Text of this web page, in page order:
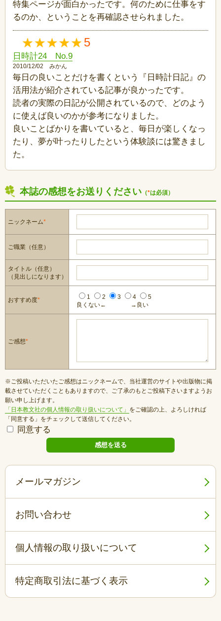
特集ページが面白かったです。何のために仕事をす
るのか、ということを再確認させられました。
5
日時計24 No.9
2010/12/02 みかん
毎日の良いことだけを書くという『日時計日記』の
活用法が紹介されている記事が良かったです。
読者の実際の日記が公開されているので、どのよう
に使えば良いのかが参考になりました。
良いことばかりを書いていると、毎日が楽しくなっ
たり、夢が叶ったりしたという体験談には驚きまし
た。
本誌の感想をお送りください （*は必須）
ニックネーム*
ご職業（任意）
タイトル（任意）
（見出しになります）
おすすめ度* 1 2 3 4
5
良くない←
→良い
ご感想*
※ご投稿いただいたご感想はニックネームで、当社運営のサイトや出版物に掲
載させていただくこともありますので、ご了承のもとご投稿下さいますようお
願い申し上げます。
「日本教文社の個人情報の取り扱いについて」 をご確認の上、よろしければ
「同意する」をチェックして送信してください。
同意する
メールマガジン
お問い合わせ
個人情報の取り扱いについて
特定商取引法に基づく表示